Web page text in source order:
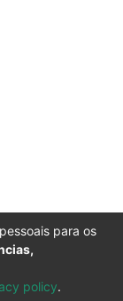
para os
policy.